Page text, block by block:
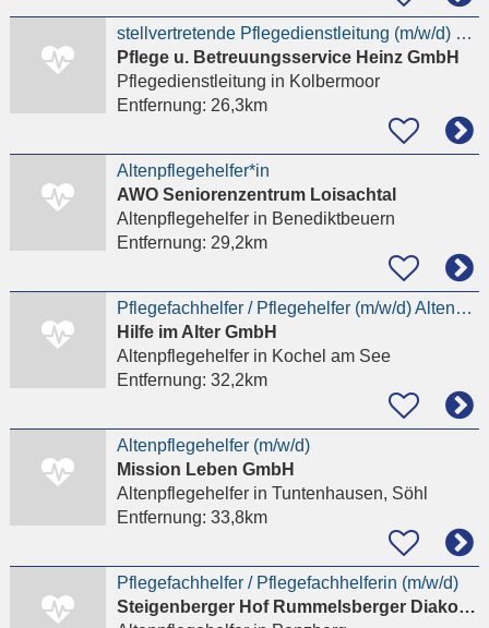
stellvertretende Pflegedienstleitung (m/w/d) gesucht
Pflege u. Betreuungsservice Heinz GmbH
Pflegedienstleitung in Kolbermoor
Entfernung: 26,3km
Altenpflegehelfer*in
AWO Seniorenzentrum Loisachtal
Altenpflegehelferin Benediktbeuern
Entfernung: 29,2km
Pflegefachhelfer / Pflegehelfer (m/w/d) Altenpflege | Kochel am See
Hilfe im Alter GmbH
Altenpflegehelferin Kochel am See
Entfernung: 32,2km
Altenpflegehelfer (m/w/d)
Mission Leben GmbH
Altenpflegehelferin Tuntenhausen, Söhl
Entfernung: 33,8km
Pflegefachhelfer / Pflegefachhelferin (m/w/d)
Steigenberger Hof Rummelsberger Diakonie